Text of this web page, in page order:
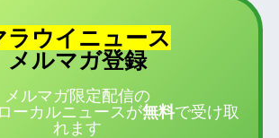
ラウイニュース
メルマガ登録
メルマガ限定配信の
ーカルニュースが無料で受け取
れます